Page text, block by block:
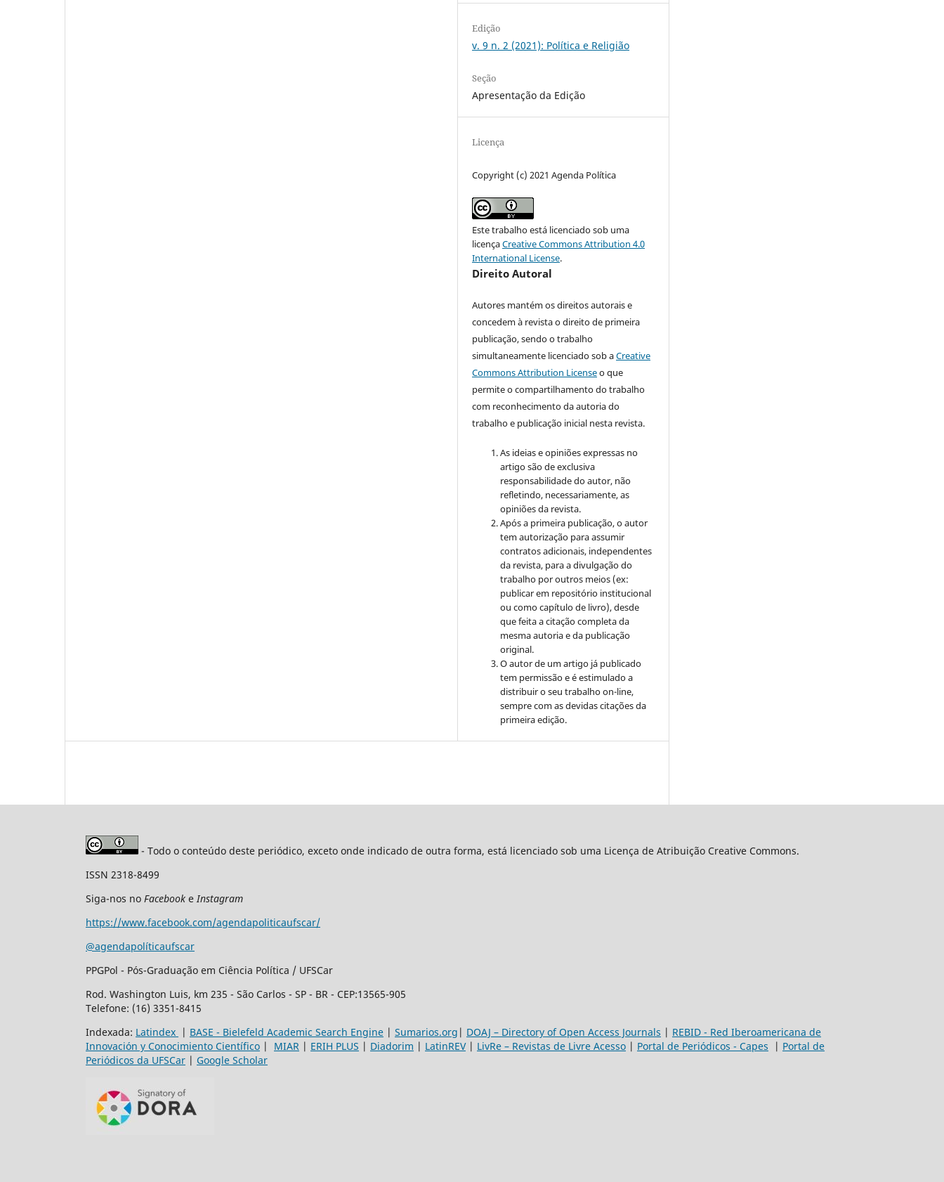
Edição
v. 9 n. 2 (2021): Política e Religião
Seção
Apresentação da Edição
Licença
Copyright (c) 2021 Agenda Política
Este trabalho está licenciado sob uma
licençaCreative Commons Attribution 4.0
International License.
Direito Autoral
Autores mantém os direitos autorais e
concedem à revista o direito de primeira
publicação, sendo o trabalho
simultaneamente licenciado sob aCreative
Commons Attribution Licenseo que
permite o compartilhamento do trabalho
com reconhecimento da autoria do
trabalho e publicação inicial nesta revista.
As ideias e opiniões expressas no
artigo são de exclusiva
responsabilidade do autor, não
refletindo, necessariamente, as
opiniões da revista.
Após a primeira publicação, o autor
tem autorização para assumir
contratos adicionais, independentes
da revista, para a divulgação do
trabalho por outros meios (ex:
publicar em repositório institucional
ou como capítulo de livro), desde
que feita a citação completa da
mesma autoria e da publicação
original.
O autor de um artigo já publicado
tem permissão e é estimulado a
distribuir o seu trabalho on-line,
sempre com as devidas citações da
primeira edição.
- Todo o conteúdo deste periódico, exceto onde indicado de outra forma, está licenciado sob uma Licença de Atribuição Creative Commons.
ISSN 2318-8499
Siga-nos no Facebook e Instagram
https://www.facebook.com/agendapoliticaufscar/
@agendapolíticaufscar
PPGPol - Pós-Graduação em Ciência Política / UFSCar
Rod. Washington Luis, km 235 - São Carlos - SP - BR - CEP:13565-905
Telefone: (16) 3351-8415
Indexada: Latindex | BASE - Bielefeld Academic Search Engine | Sumarios.org | DOAJ – Directory of Open Access Journals | REBID - Red Iberoamericana de
Innovación y Conocimiento Científico | MIAR | ERIH PLUS | Diadorim | LatinREV| LivRe – Revistas de Livre Acesso | Portal de Periódicos - Capes | Portal de
Periódicos da UFSCar | Google Scholar